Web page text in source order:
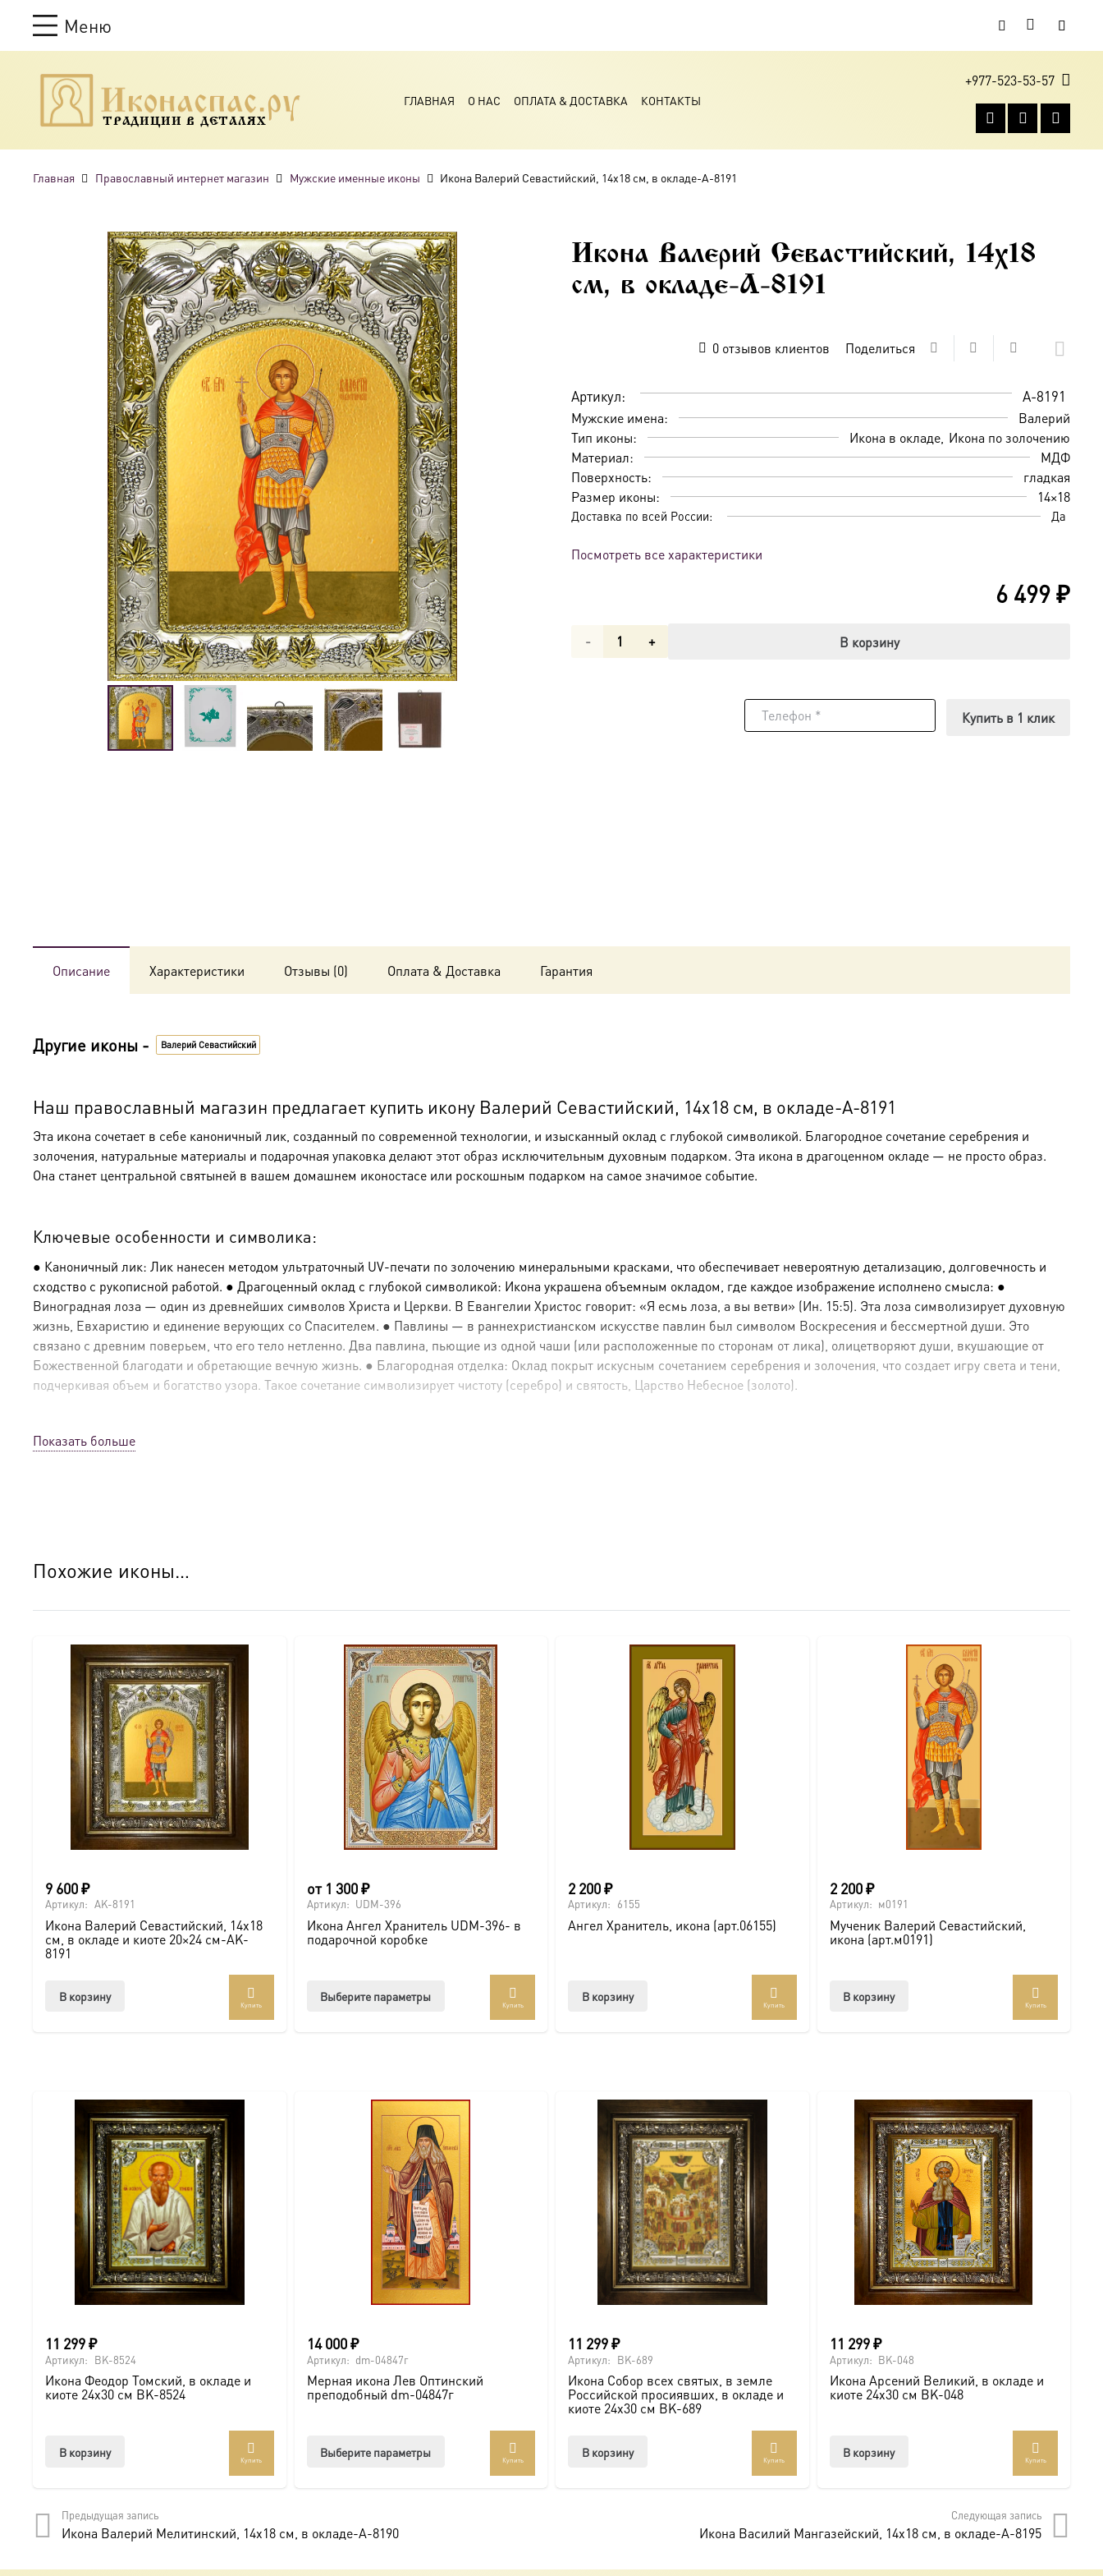
Меню
ТРАДИЦИИ В ДЕТАЛЯХ
ГЛАВНАЯ О НАС ОПЛАТА & ДОСТАВКА КОНТАКТЫ
+977-523-53-57
Главная Православный интернет магазин Мужские именные иконы Икона Валерий Севастийский, 14х18 см, в окладе-A-8191
Икона Валерий Севастийский, 14х18
см, в окладе-A-8191
0отзывов клиентов Поделиться
Артикул: A-8191
Мужские имена:
Валерий
Тип иконы:
Икона в окладе Икона по золочению
Материал:
МДФ
Поверхность:
гладкая
Размер иконы:
14×18
Доставка по всей России: Да
Посмотреть все характеристики
6 499₽
Количество
В корзину
Купить в 1 клик
Описание Характеристики Отзывы (0) Оплата & Доставка Гарантия
Другие иконы - Валерий Севастийский
Наш православный магазин предлагает купить икону Валерий Севастийский, 14х18 см, в окладе-A-8191
Эта икона сочетает в себе каноничный лик, созданный по современной технологии, и изысканный оклад с глубокой символикой. Благородное сочетание серебрения и
золочения, натуральные материалы и подарочная упаковка делают этот образ исключительным духовным подарком. Эта икона в драгоценном окладе — не просто образ.
Она станет центральной святыней в вашем домашнем иконостасе или роскошным подарком на самое значимое событие.
Ключевые особенности и символика:
● Каноничный лик: Лик нанесен методом ультраточный UV-печати по золочению минеральными красками, что обеспечивает невероятную детализацию, долговечность и
сходство с рукописной работой. ● Драгоценный оклад с глубокой символикой: Икона украшена объемным окладом, где каждое изображение исполнено смысла: ●
Виноградная лоза — один из древнейших символов Христа и Церкви. В Евангелии Христос говорит: «Я есмь лоза, а вы ветви» (Ин. 15:5). Эта лоза символизирует духовную
жизнь, Евхаристию и единение верующих со Спасителем. ● Павлины — в раннехристианском искусстве павлин был символом Воскресения и бессмертной души. Это
связано с древним поверьем, что его тело нетленно. Два павлина, пьющие из одной чаши (или расположенные по сторонам от лика), олицетворяют души, вкушающие от
Божественной благодати и обретающие вечную жизнь. ● Благородная отделка: Оклад покрыт искусным сочетанием серебрения и золочения, что создает игру света и тени,
подчеркивая объем и богатство узора. Такое сочетание символизирует чистоту (серебро) и святость, Царство Небесное (золото).
Эксклюзивные детали:
рисунком (павлины и виноградная лоза). ● Покрытие оклада: Серебрение и золочение. ● Оборот: сертификат, петелька. ● Комплектация: Подарочная коробка.
Идеальный подарок:
Этот образ достоин стать главным подарком на: ● Крещение или Венчание. ● Юбилей или значимую годовщину. ● День Ангела — как особое благословение небесному
покровителю. ● Новоселье — для освящения нового дома.
Доставка и заказ:
Мы доставляем эти уникальные иконы в надежной упаковке по всей России. Возможно изготовление под заказ в нужном вам размере. Дарите с глубоким смыслом!
Подписывайтесь на нашу группу ВКонтакте, чтобы видеть больше уникальных работ:
https://vk.com/ikonaspasКупить икону Валерий Севастийский, 14х18 см, в окладе-A-
8191 можно онлайн
Показать больше
Похожие иконы…
9 600₽
Артикул: AK-8191
Икона Валерий Севастийский, 14х18
см, в окладе и киоте 20×24 см-AK-
8191
В корзину
Купить
от 1 300₽
Артикул: UDM-396
Икона Ангел Хранитель UDM-396- в
подарочной коробке
Выберите параметры
можно
на
странице
товара.
Купить
2 200₽
Артикул: 6155
Ангел Хранитель, икона (арт.06155)
В корзину
Купить
2 200₽
Артикул: м0191
Мученик Валерий Севастийский,
икона (арт.м0191)
В корзину
Купить
11 299₽
Артикул: BK-8524
Икона Феодор Томский, в окладе и
киоте 24х30 см BK-8524
В корзину
Купить
14 000₽
Артикул: dm-04847г
Мерная икона Лев Оптинский
преподобный dm-04847г
Выберите параметры
Купить
11 299₽
Артикул: BK-689
Икона Собор всех святых, в земле
Российской просиявших, в окладе и
киоте 24х30 см BK-689
В корзину
Купить
11 299₽
Артикул: BK-048
Икона Арсений Великий, в окладе и
киоте 24х30 см BK-048
В корзину
Купить
Предыдущая запись
Икона Валерий Мелитинский, 14х18 см, в окладе-A-8190
Следующая запись
Икона Василий Мангазейский, 14х18 см, в окладе-A-8195